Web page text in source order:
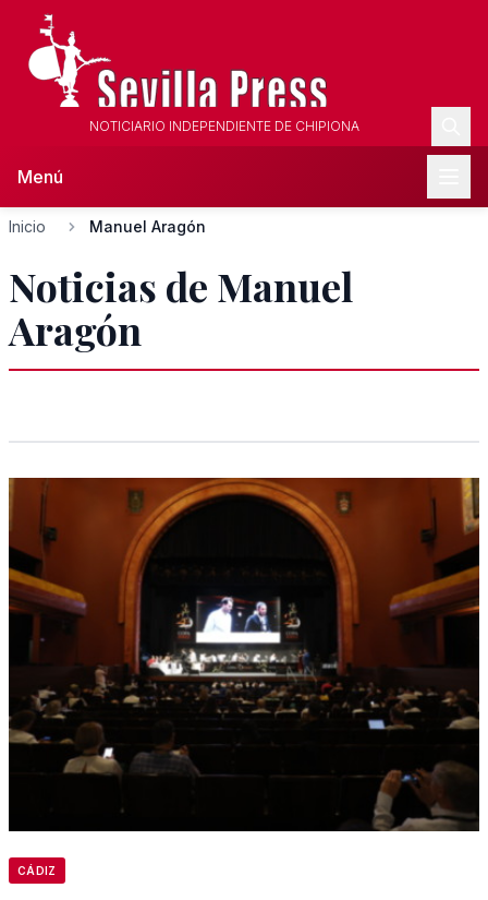
NOTICIARIO INDEPENDIENTE DE CHIPIONA
Menú
Inicio Manuel Aragón
Noticias de Manuel
Aragón
CÁDIZ